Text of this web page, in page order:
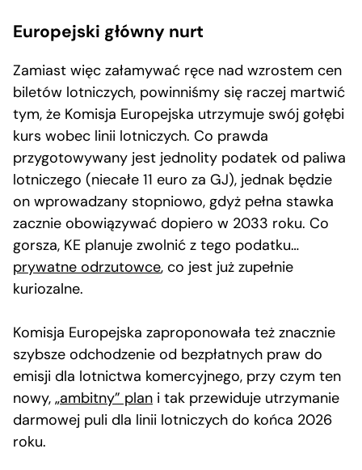
Europejski główny nurt
Zamiast więc załamywać ręce nad wzrostem cen
biletów lotniczych, powinniśmy się raczej martwić
tym, że Komisja Europejska utrzymuje swój gołębi
kurs wobec linii lotniczych. Co prawda
przygotowywany jest jednolity podatek od paliwa
lotniczego (niecałe 11 euro za GJ), jednak będzie
on wprowadzany stopniowo, gdyż pełna stawka
zacznie obowiązywać dopiero w 2033 roku. Co
gorsza, KE planuje zwolnić z tego podatku…
prywatne odrzutowce, co jest już zupełnie
kuriozalne.
Komisja Europejska zaproponowała też znacznie
szybsze odchodzenie od bezpłatnych praw do
emisji dla lotnictwa komercyjnego, przy czym ten
nowy, „ambitny” plan i tak przewiduje utrzymanie
darmowej puli dla linii lotniczych do końca 2026
roku.